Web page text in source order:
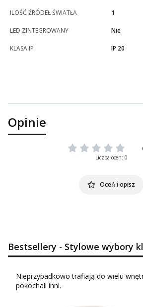
ILOŚĆ ŹRÓDEŁ ŚWIATŁA 1
LED ZINTEGROWANY Nie
KLASA IP IP 20
Opinie
Liczba ocen: 0
Oceń i opisz
Bestsellery - Stylowe wybory
Nieprzypadkowo trafiają do wielu
pokochali inni.